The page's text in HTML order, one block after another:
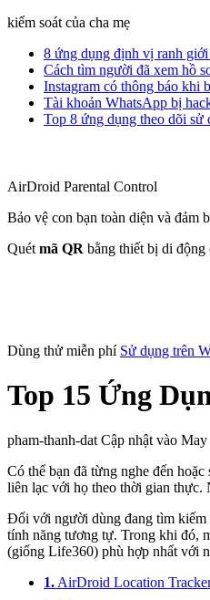
kiểm soát của cha mẹ
8 ứng dụng định vị ranh
Cách tìm người đã xem hồ
Instagram có thông báo khi
Tài khoản WhatsApp bị
Top 8 ứng dụng theo dõi sử
AirDroid Parental Control
Bảo vệ con bạn toàn diện và đảm
Quét mã QR bằng thiết bị di động
Dùng thử miễn phí Sử dụng trên
Top 15 Ứng
pham-thanh-dat Cập nhật vào
Có thể bạn đã từng nghe đến
liên lạc với họ theo thời gian thực.
Đối với người dùng đang tìm kiếm
tính năng tương tự. Trong khi đó,
(giống Life360) phù hợp nhất với
1. AirDroid Location